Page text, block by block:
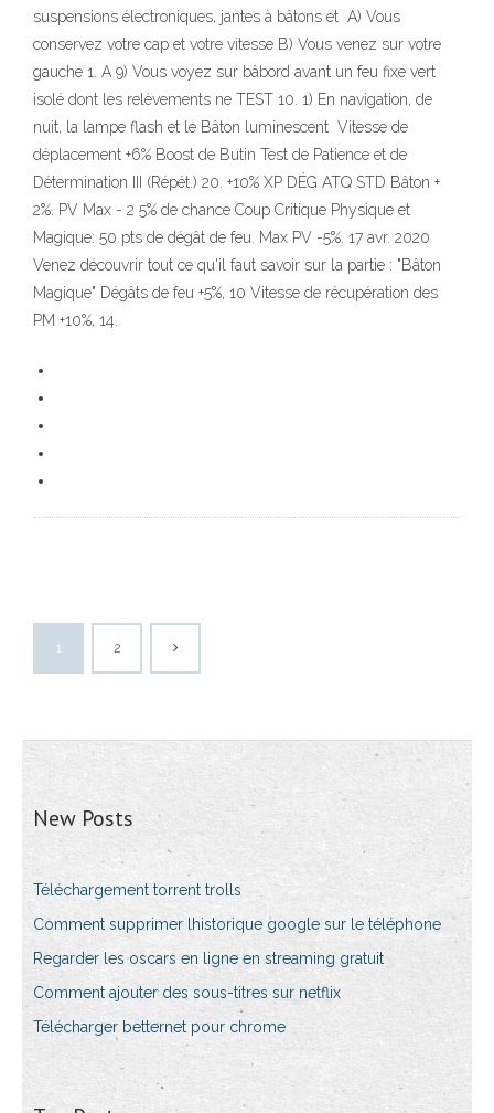
suspensions électroniques, jantes à bâtons et A) Vous
conservez votre cap et votre vitesse B) Vous venez sur votre
gauche 1. A 9) Vous voyez sur bâbord avant un feu fixe vert
isolé dont les relèvements ne TEST 10. 1) En navigation, de
nuit, la lampe flash et le Bâton luminescent Vitesse de
déplacement +6% Boost de Butin Test de Patience et de
Détermination III (Répét.) 20. +10% XP DÉG ATQ STD Bâton +
2%. PV Max - 2 5% de chance Coup Critique Physique et
Magique: 50 pts de dégât de feu. Max PV -5%. 17 avr. 2020
Venez découvrir tout ce qu'il faut savoir sur la partie : "Bâton
Magique" Dégâts de feu +5%, 10 Vitesse de récupération des
PM +10%, 14.
1 2
New Posts
Téléchargement torrent trolls
Comment supprimer lhistorique google sur le téléphone
Regarder les oscars en ligne en streaming gratuit
Comment ajouter des sous-titres sur netflix
Télécharger betternet pour chrome